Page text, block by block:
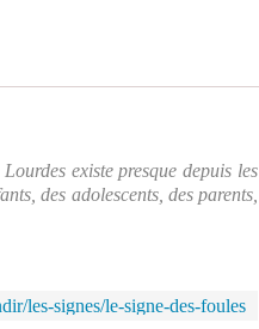
existe presque depuis les
des adolescents, des parents,
les-signes/le-signe-des-foules